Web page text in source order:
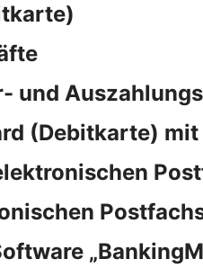
und
(Debitkarte)